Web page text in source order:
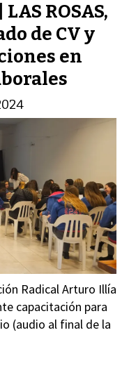
ROSAS,
de CV y
en
Radical Arturo Illía
capacitación para
(audio al final de la